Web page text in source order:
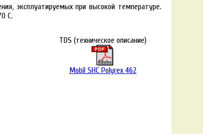
эксплуатируемых при высокой температуре.
C.
TDS (техническое описание)
Mobil SHC Polyrex 462